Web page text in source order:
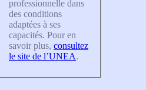
professionnelle dans
des conditions
adaptées à ses
capacités. Pour en
savoir plus, consultez
le site de l’UNEA.